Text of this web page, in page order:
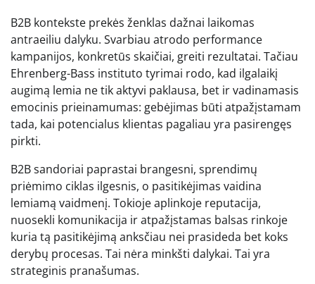
B2B kontekste prekės ženklas dažnai laikomas
antraeiliu dalyku. Svarbiau atrodo performance
kampanijos, konkretūs skaičiai, greiti rezultatai. Tačiau
Ehrenberg-Bass instituto tyrimai rodo, kad ilgalaikį
augimą lemia ne tik aktyvi paklausa, bet ir vadinamasis
emocinis prieinamumas: gebėjimas būti atpažįstamam
tada, kai potencialus klientas pagaliau yra pasirengęs
pirkti.
B2B sandoriai paprastai brangesni, sprendimų
priėmimo ciklas ilgesnis, o pasitikėjimas vaidina
lemiamą vaidmenį. Tokioje aplinkoje reputacija,
nuosekli komunikacija ir atpažįstamas balsas rinkoje
kuria tą pasitikėjimą anksčiau nei prasideda bet koks
derybų procesas. Tai nėra minkšti dalykai. Tai yra
strateginis pranašumas.